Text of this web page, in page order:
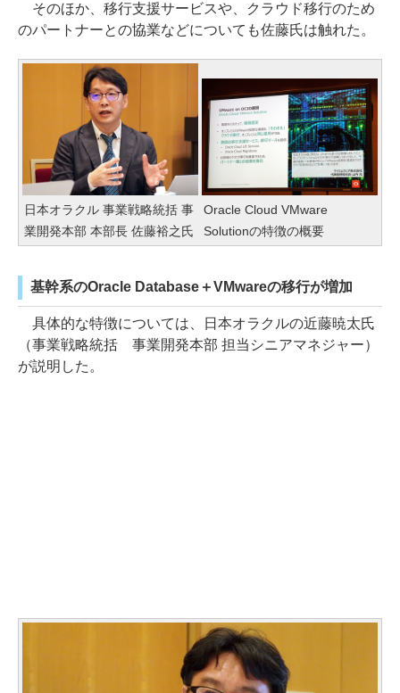
そのほか、移行支援サービスや、クラウド移行のため
のパートナーとの協業などについても佐藤氏は触れた。
日本オラクル 事業戦略統括 事
業開発本部 本部長 佐藤裕之氏
Oracle Cloud VMware
Solutionの特徴の概要
基幹系のOracle Database＋VMwareの移行が増加
具体的な特徴については、日本オラクルの近藤暁太氏
（事業戦略統括 事業開発本部 担当シニアマネジャー）
が説明した。